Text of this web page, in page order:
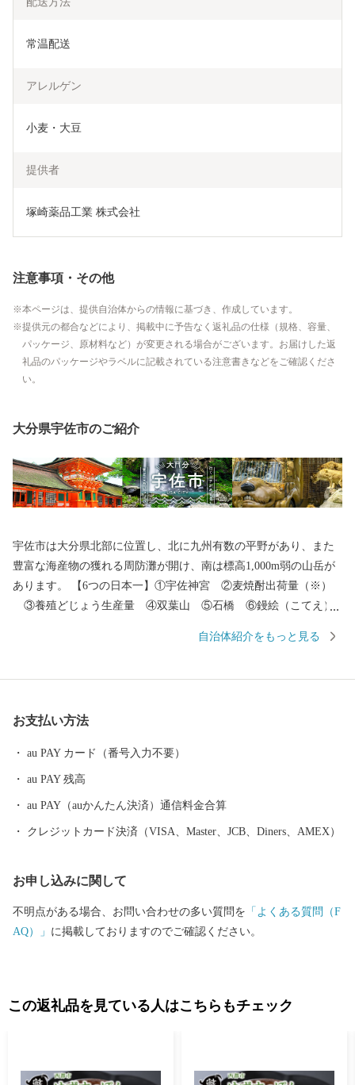
常温配送
アレルゲン
小麦・大豆
提供者
塚崎薬品工業 株式会社
注意事項・その他
本ページは、提供自治体からの情報に基づき、作成しています。
提供元の都合などにより、掲載中に予告なく返礼品の仕様（規格、容量、
パッケージ、原材料など）が変更される場合がございます。お届けした返
礼品のパッケージやラベルに記載されている注意書きなどをご確認くださ
い。
大分県宇佐市のご紹介
宇佐市は大分県北部に位置し、北に九州有数の平野があり、また
豊富な海産物の獲れる周防灘が開け、南は標高1,000m弱の山岳が
あります。 【6つの日本一】①宇佐神宮 ②麦焼酎出荷量（※）
③養殖どじょう生産量 ④双葉山 ⑤石橋 ⑥鏝絵（こてえ）
らあげ専門店 ⑥グリーンツーリズム ※「酒類製造業及び酒類卸
自治体紹介をもっと見る
お支払い方法
au PAY カード（番号入力不要）
au PAY 残高
au PAY（auかんたん決済）通信料金合算
クレジットカード決済（VISA、Master、JCB、Diners、AMEX）
お申し込みに関して
不明点がある場合、お問い合わせの多い質問を 「よくある質問（F
AQ）」 に掲載しておりますのでご確認ください。
この返礼品を見ている人はこちらもチェック